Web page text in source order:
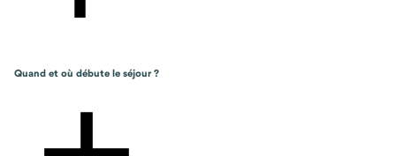
Quand et où débute le séjour ?